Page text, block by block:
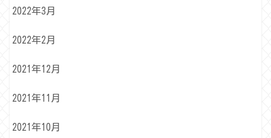
2022年3月
2022年2月
2021年12月
2021年11月
2021年10月